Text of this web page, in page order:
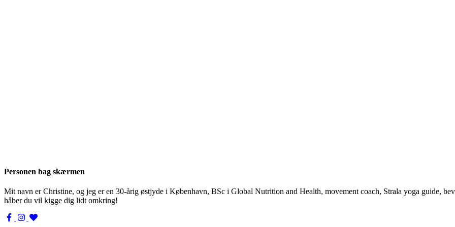
Personen bag skærmen
Mit navn er Christine, og jeg er en 30-årig østjyde i København, BSc i Global Nutrition and Health, movement coach, Strala yoga guide,
håber du vil kigge dig lidt omkring!